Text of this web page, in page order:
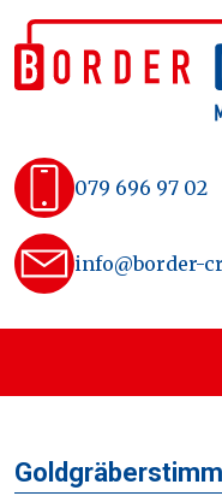
Skip
to
content
079 696 97 02
info@border-